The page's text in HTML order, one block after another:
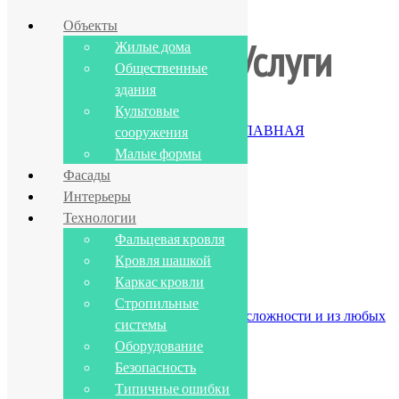
Фальцевые кровли любой сложности
Услуги
ГЛАВНАЯ
Услуги
Фальцевые кровли
Устройство фальцевых кровель любой сложности и из любых
Объекты
Жилые дома
Общественные
здания
Культовые
сооружения
Малые формы
Фасады
Интерьеры
Технологии
Фальцевая кровля
Кровля шашкой
Каркас кровли
Стропильные
системы
Оборудование
Безопасность
Типичные ошибки